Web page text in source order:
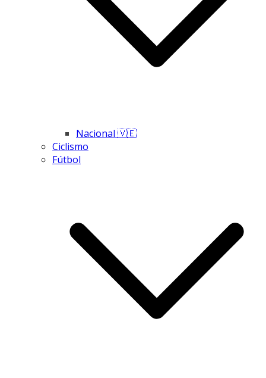
Nacional 🇻🇪
Ciclismo
Fútbol